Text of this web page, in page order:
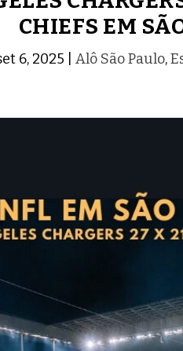
CHIEFS EM
6, 2025 |Alô São Paulo,